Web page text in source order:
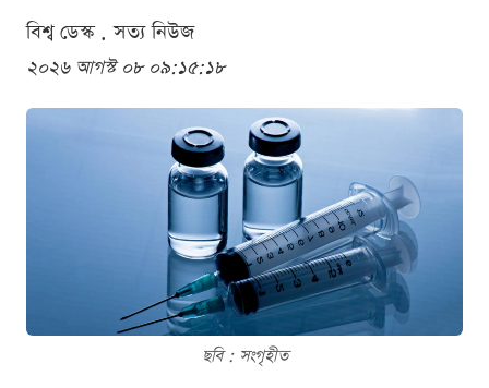
বিশ্ব ডেস্ক . সত্য নিউজ
২০২৬ আগস্ট ০৮ ০৯:১৫:১৮
ছবি : সংগৃহীত